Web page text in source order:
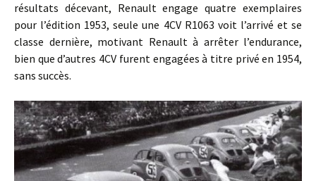
résultats décevant, Renault engage quatre exemplaires
pour l’édition 1953, seule une 4CV R1063 voit l’arrivé et se
classe dernière, motivant Renault à arrêter l’endurance,
bien que d’autres 4CV furent engagées à titre privé en 1954,
sans succès.